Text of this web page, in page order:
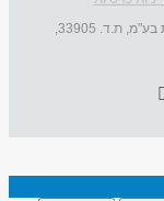
| צבעי הקשת בע"מ, ת.ד. 33905,